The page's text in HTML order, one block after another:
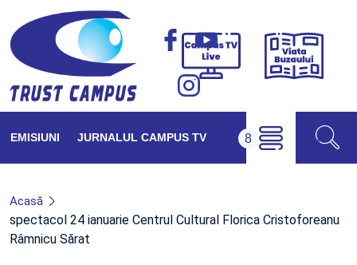
Campus
Viața
EMISIUNI JURNALUL CAMPUS TV
Acasă
spectacol 24 ianuarie Centrul Cultural Florica Cristoforeanu
Râmnicu Sărat